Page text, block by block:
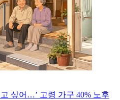
싶어…’ 고령 가구 40% 노후